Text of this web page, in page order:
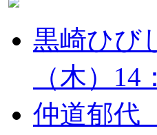
黒崎ひび
（木）14
仲道郁代